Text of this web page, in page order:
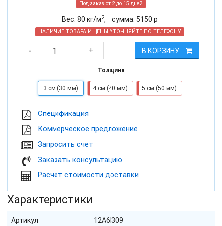
Под заказ от 2 до 15 дней
Вес: 80 кг/м2, cумма: 5150 р
НАЛИЧИЕ ТОВАРА И ЦЕНЫ УТОЧНЯЙТЕ ПО ТЕЛЕФОНУ
- + В КОРЗИНУ
Толщина
3 см (30 мм) 4 см (40 мм) 5 см (50 мм)
Cпецификация
Коммерческое предложение
Запросить счет
Заказать консультацию
Расчет стоимости доставки
Характеристики
Артикул 12A6I309